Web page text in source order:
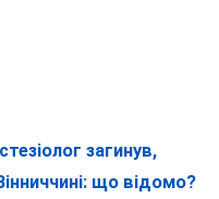
загинув,
що відомо?